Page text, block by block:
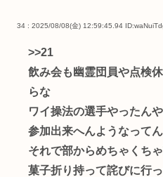
34 : 2025/08/08(金) 12:59:45.94
>>21
飲み会も幽霊団員や点検
らな
ワイ操法の選手やったん
参加出来へんようなってん
それで部からめちゃくち
菓子折り持って詫びに行